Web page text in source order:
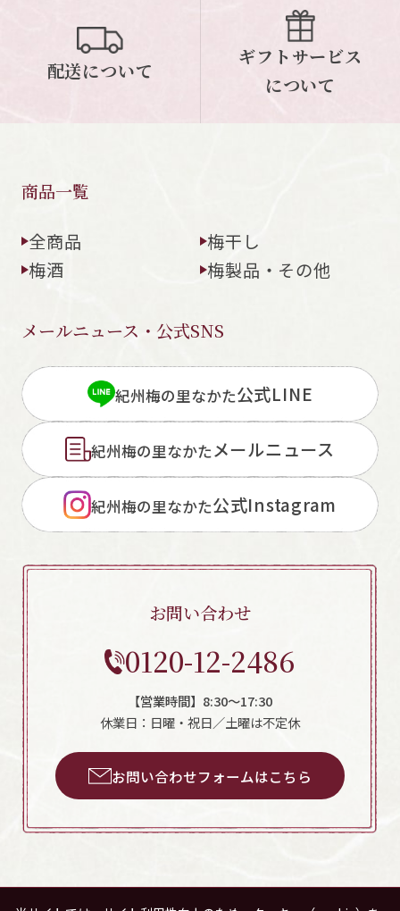
配送について
ギフトサービス
について
商品一覧
全商品
梅干し
梅酒
梅製品・その他
メールニュース・公式SNS
紀州梅の里なかた公式LINE
紀州梅の里なかたメールニュース
紀州梅の里なかた公式Instagram
お問い合わせ
0120-12-2486
【営業時間】8:30～17:30
休業日：日曜・祝日／土曜は不定休
お問い合わせフォームはこちら